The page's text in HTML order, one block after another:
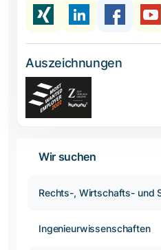
Auszeichnungen
Wir suchen
Rechts-, Wirtschafts- und
Ingenieurwissenschaften